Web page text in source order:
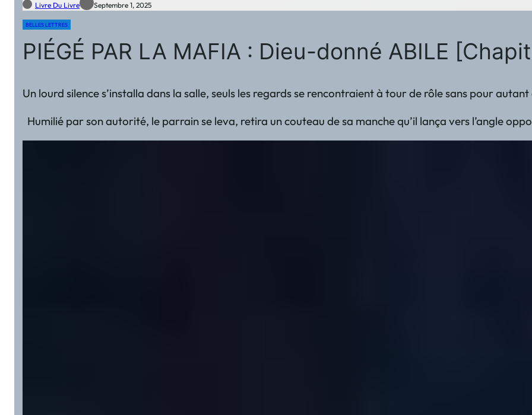
Livre Du Livre Septembre 1, 2025
BELLES LETTRES
PIÉGÉ PAR LA MAFIA : Dieu-donné ABILE
Un lourd silence s’installa dans la salle, seuls les regards se rencontraient à tour de rôle sans pour
Humilié par son autorité, le parrain se leva, retira un couteau de sa manche qu’il lança vers l’angle